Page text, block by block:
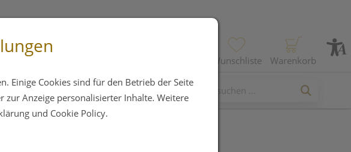
Wunschliste Warenkorb
Einige Cookies sind für den Betrieb der Seite
Anzeige personalisierter Inhalte. Weitere
und Cookie Policy.